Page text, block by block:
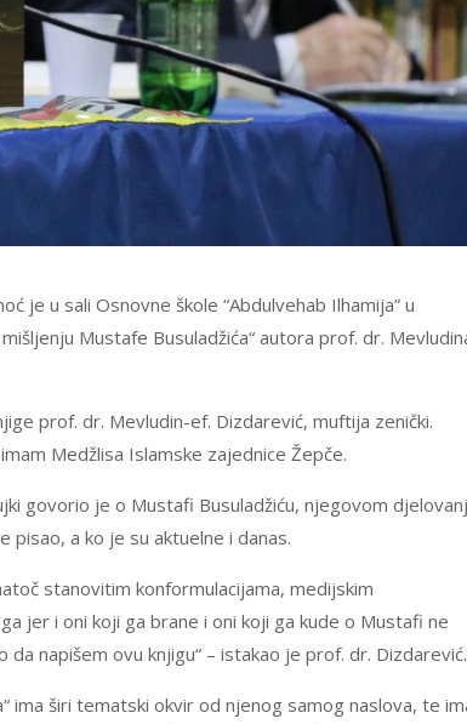
je u sali Osnovne škole “Abdulvehab Ilhamija” u
Mustafe Busuladžića“ autora prof. dr.
prof. dr. Mevludin-ef. Dizdarević, muftija zenički.
Medžlisa Islamske zajednice Žepče.
govorio je o Mustafi Busuladžiću, njegovom
pisao, a ko je su aktuelne i danas.
stanovitim konformulacijama, medijskim
jer i oni koji ga brane i oni koji ga kude o Mustafi ne
napišem ovu knjigu“ – istakao je prof. dr. Dizdarević.
ima širi tematski okvir od njenog samog naslova, te